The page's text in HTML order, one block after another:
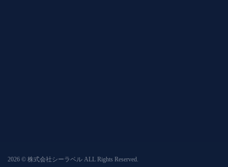
2026 © 株式会社シーラベル ALL Rights Reserved.